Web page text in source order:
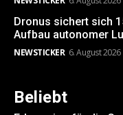
Dronus sichert sich
Aufbau autonomer
NEWSTICKER 6. August 2026
Beliebt